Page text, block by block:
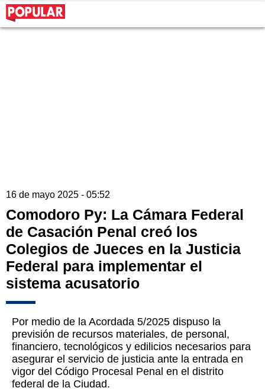
16 de mayo 2025 - 05:52
Comodoro Py: La Cámara Federal
de Casación Penal creó los
Colegios de Jueces en la Justicia
Federal para implementar el
sistema acusatorio
Por medio de la Acordada 5/2025 dispuso la
previsión de recursos materiales, de personal,
financiero, tecnológicos y edilicios necesarios para
asegurar el servicio de justicia ante la entrada en
vigor del Código Procesal Penal en el distrito
federal de la Ciudad.